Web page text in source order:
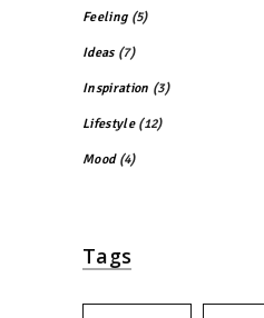
Feeling(5)
Ideas(7)
Inspiration (3)
Lifestyle(12)
Mood(4)
Tags